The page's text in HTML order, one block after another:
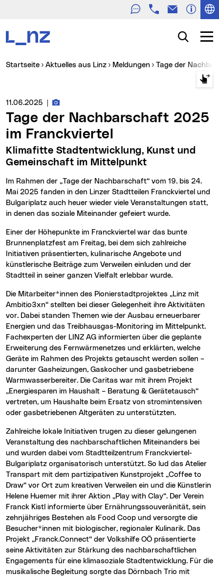
TelefonE-Mail
Suche
Sie sind hier:
Startseite Aktuelles aus Linz Meldungen Tage der
Medienservice vom:
11.06.2025 Fotos zur Meldung
Tage der Nachbarschaft 2025
im Franckviertel
Klimafitte Stadtentwicklung, Kunst und
Gemeinschaft im Mittelpunkt
Mai 2025 fanden in den Linzer Stadtteilen Franckviertel und
Bulgariplatz auch heuer wieder viele Veranstaltungen statt,
in denen das soziale Miteinander gefeiert wurde.
Einer der Höhepunkte im Franckviertel war das bunte
Brunnenplatzfest am Freitag, bei dem sich zahlreiche
Initiativen präsentierten, kulinarische Angebote und
künstlerische Beiträge zum Verweilen einluden und der
Stadtteil in seiner ganzen Vielfalt erlebbar wurde.
Die Mitarbeiter*innen des Pionierstadtprojektes „Linz mit
Ambitio3xn“ stellten bei dieser Gelegenheit ihre Aktivitäten
vor. Dabei standen Themen wie der Ausbau erneuerbarer
Energien und das Treibhausgas-Monitoring im Mittelpunkt.
Fachexperten der LINZ AG informierten über die geplante
Erweiterung des Fernwärmenetzes und erklärten, welche
Geräte im Rahmen des Projekts getauscht werden sollen –
darunter Gasheizungen, Gaskocher und gasbetriebene
Warmwasserbereiter. Die Caritas war mit ihrem Projekt
„Energiesparen im Haushalt – Beratung & Gerätetausch“
vertreten, um Haushalte beim Ersatz von stromintensiven
oder gasbetriebenen Altgeräten zu unterstützten.
Zahlreiche lokale Initiativen trugen zu dieser gelungenen
Veranstaltung des nachbarschaftlichen Miteinanders bei
und wurden dabei vom Stadtteilzentrum Franckviertel-
Bulgariplatz organisatorisch unterstützt. So lud das Atelier
Transpart mit dem partizipativen Kunstprojekt „Coffee to
Draw“ vor Ort zum kreativen Verweilen ein und die Künstlerin
Helene Huemer mit ihrer Aktion „Play with Clay“. Der Verein
Franck Kistl informierte über Ernährungssouveränität, sein
zehnjähriges Bestehen als Food Coop und versorgte die
Besucher*innen mit biologischer, regionaler Kulinarik. Das
Projekt „Franck.Connect“ der Volkshilfe OÖ präsentierte
seine Aktivitäten zur Stärkung des nachbarschaftlichen
Engagements für eine klimasoziale Stadtentwicklung. Für die
musikalische Begleitung sorgte das Dörnbach Trio mit